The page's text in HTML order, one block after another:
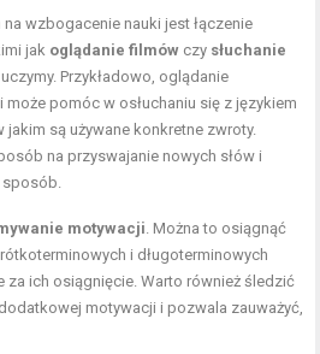
wzbogacenie nauki jest łączenie
jak oglądanie filmów czy słuchanie
Przykładowo, oglądanie
pomóc w osłuchaniu się z językiem
są używane konkretne zwroty.
na przyswajanie nowych słów i
motywacji . Można to osiągnąć
i długoterminowych
za ich osiągnięcie. Warto również śledzić
motywacji i pozwala zauważyć,